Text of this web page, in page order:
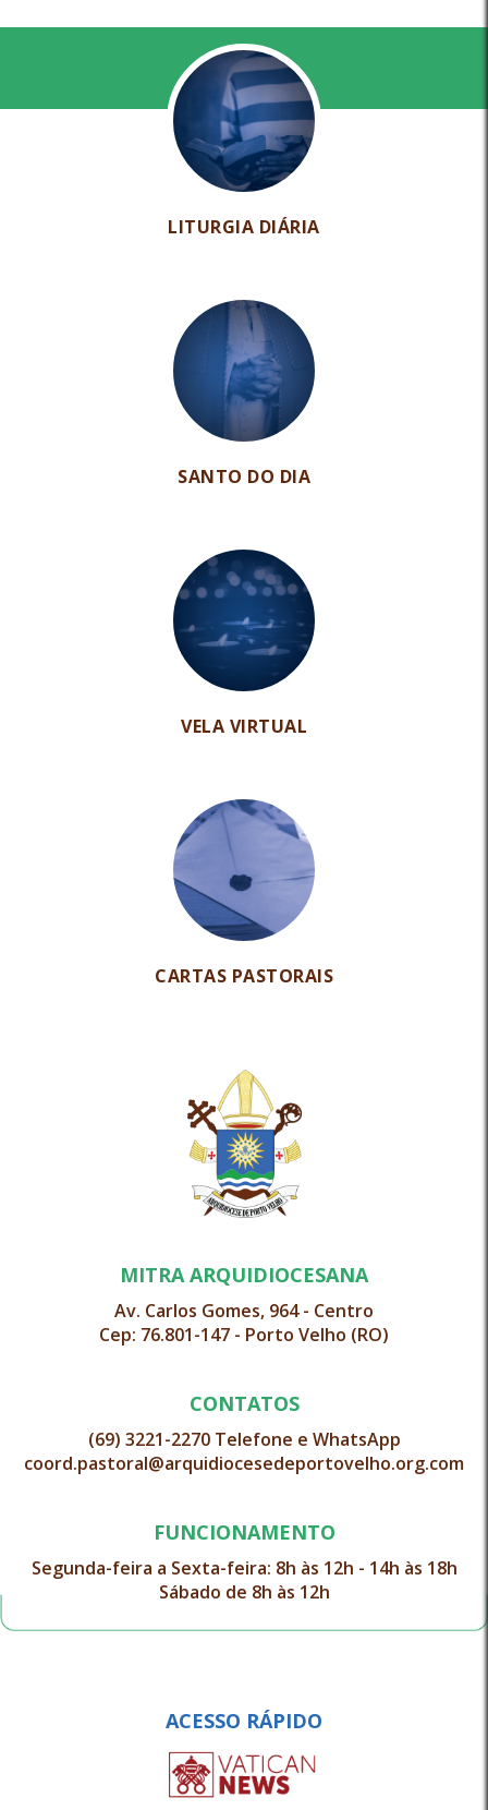
LITURGIA DIÁRIA
SANTO DO DIA
VELA VIRTUAL
CARTAS PASTORAIS
MITRA ARQUIDIOCESANA
Av. Carlos Gomes, 964 - Centro
Cep: 76.801-147 - Porto Velho (RO)
CONTATOS
(69) 3221-2270 Telefone e WhatsApp
coord.pastoral@arquidiocesedeportovelho.org.com
FUNCIONAMENTO
Segunda-feira a Sexta-feira: 8h às 12h - 14h às 18h
Sábado de 8h às 12h
ACESSO RÁPIDO